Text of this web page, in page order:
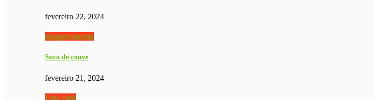
fevereiro 22, 2024
emagrecimento
Suco de couve
fevereiro 21, 2024
Low carb